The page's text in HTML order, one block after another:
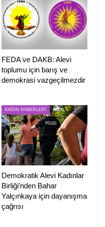
İl Hıfzıssıhha
da 14 gün süreyle
Kararlar sonrasında
tarafından tedbir
kapatıldı.
FEDA ve DAKB: Alevi
toplumu için barış ve
demokrasi vazgeçilmezdir
KADIN HABERLERİ
Demokratik Alevi Kadınlar
Birliği’nden Bahar
Yalçınkaya için dayanışma
çağrısı